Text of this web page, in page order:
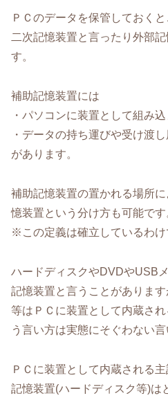
ＰＣのデータを保管しておくと
二次記憶装置と言ったり外部
す。
補助記憶装置には
・パソコンに装置として組み
・データの持ち運びや受け渡
があります。
補助記憶装置の置かれる場所
憶装置という分け方も可能です
※この定義は確立しているわけ
ハードディスクやDVDやUSB
記憶装置と言うことがありま
等はＰＣに装置として内蔵さ
う言い方は実態にそぐわない言
ＰＣに装置として内蔵される
記憶装置(ハードディスク等)は